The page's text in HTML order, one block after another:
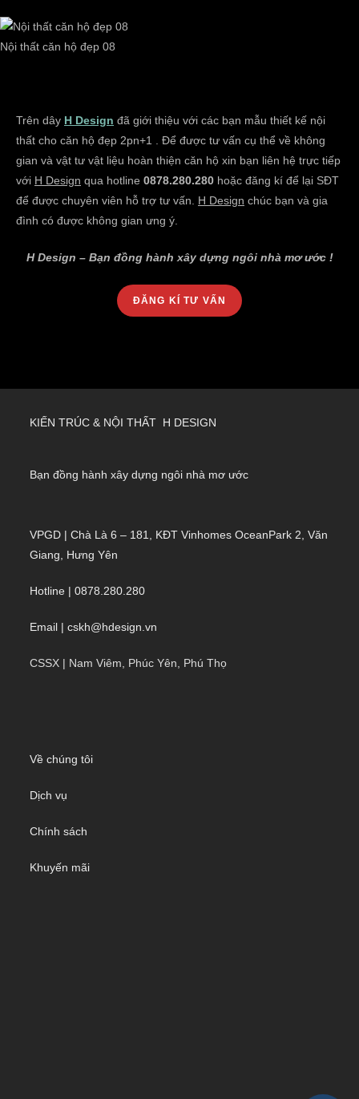
Nội thất căn hộ đẹp 08
Trên dây H Design đã giới thiệu với các bạn mẫu thiết kế nội
thất cho căn hộ đẹp 2pn+1 . Để được tư vấn cụ thể về không
gian và vật tư vật liệu hoàn thiện căn hộ xin bạn liên hệ trực tiếp
với H Design qua hotline 0878.280.280 hoặc đăng kí để lại SĐT
để được chuyên viên hỗ trợ tư vấn. H Design chúc bạn và gia
đình có được không gian ưng ý.
H Design – Bạn đồng hành xây dựng ngôi nhà mơ ước !
ĐĂNG KÍ TƯ VẤN
KIẾN TRÚC & NỘI THẤT H DESIGN
Bạn đồng hành xây dựng ngôi nhà mơ ước
VPGD | Chà Là 6 – 181, KĐT Vinhomes OceanPark 2, Văn
Giang, Hưng Yên
Hotline | 0878.280.280
Email | cskh@hdesign.vn
CSSX | Nam Viêm, Phúc Yên, Phú Thọ
Về chúng tôi
Dịch vụ
Chính sách
Khuyến mãi